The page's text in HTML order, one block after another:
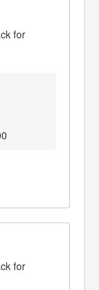
for
for